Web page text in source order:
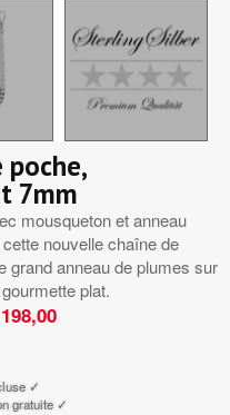
poche,
7mm
mousqueton et anneau
nouvelle chaîne de
grand anneau de plumes sur
plat.
✓
gratuite ✓